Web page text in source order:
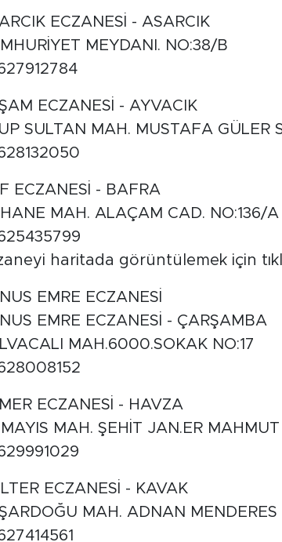
ECZANESİ - ASARCIK
MEYDANI. NO:38/B
ECZANESİ - AYVACIK
SULTAN MAH. MUSTAFA GÜLER
ECZANESİ - BAFRA
MAH. ALAÇAM CAD. NO:136/A
haritada görüntülemek için
EMRE ECZANESİ
EMRE ECZANESİ - ÇARŞAMBA
MAH.6000.SOKAK NO:17
ECZANESİ - HAVZA
MAH. ŞEHİT JAN.ER
ECZANESİ - KAVAK
MAH. ADNAN MENDERES